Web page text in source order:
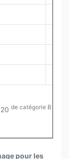
de catégorie B
pour les